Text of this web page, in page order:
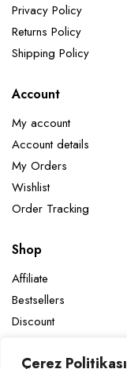
Çerez Politikası
Privacy Policy
Returns Policy
Shipping Policy
Account
My account
Account details
My Orders
Wishlist
Order Tracking
Shop
Affiliate
Bestsellers
Discount
Sale Products